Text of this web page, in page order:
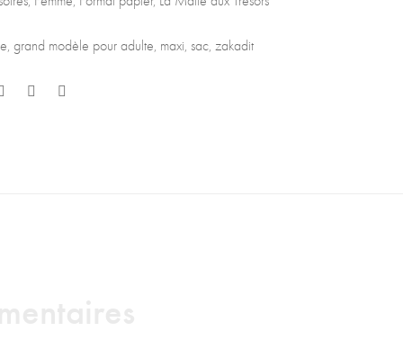
, grand modèle pour adulte, maxi, sac, zakadit